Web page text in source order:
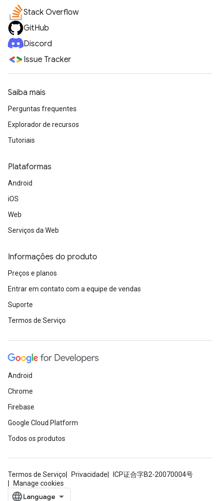
Stack Overflow
GitHub
Discord
Issue Tracker
Saiba mais
Perguntas frequentes
Explorador de recursos
Tutoriais
Plataformas
Android
iOS
Web
Serviços da Web
Informações do produto
Preços e planos
Entrar em contato com a equipe de vendas
Suporte
Termos de Serviço
Android
Chrome
Firebase
Google Cloud Platform
Todos os produtos
Termos de Serviço Privacidade
ICP证合字B2-20070004号
Manage cookies